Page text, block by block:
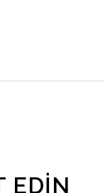
EDIN